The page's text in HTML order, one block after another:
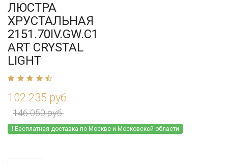
ЛЮСТРА
ХРУСТАЛЬНАЯ
2151.70IV.GW.C1
ART CRYSTAL
LIGHT
102 235 руб.
146 050 руб.
Бесплатная доставка по Москве и Московской области